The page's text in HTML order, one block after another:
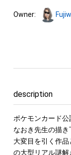
Owner:
description
ポケモンカード
なおき先生の描き
大変目を引く作
の大型リアル謎